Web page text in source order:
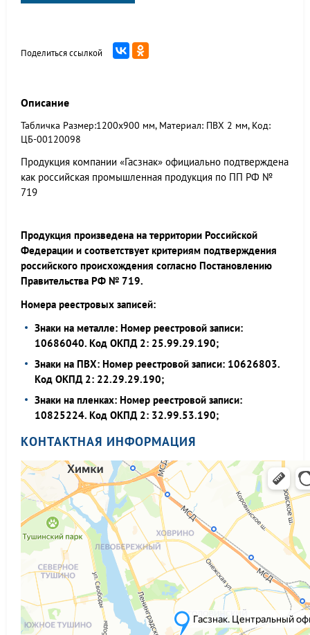
Поделиться ссылкой
Описание
Табличка Размер:1200x900 мм, Материал: ПВХ 2 мм, Код:
ЦБ-00120098
Продукция компании «Гасзнак» официально подтверждена
как российская промышленная продукция по ПП РФ №
719
Продукция произведена на территории Российской
Федерации и соответствует критериям подтверждения
российского происхождения согласно Постановлению
Правительства РФ № 719.
Номера реестровых записей:
Знаки на металле: Номер реестровой записи:
10686040. Код ОКПД 2: 25.99.29.190;
Знаки на ПВХ: Номер реестровой записи: 10626803.
Код ОКПД 2: 22.29.29.190;
Знаки на пленках: Номер реестровой записи:
10825224. Код ОКПД 2: 32.99.53.190;
КОНТАКТНАЯ ИНФОРМАЦИЯ